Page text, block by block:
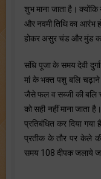
शुभ माना जाता है। क्योंकि
और नवमी तिथि का आरंभ
होकर असुर चंड और मुंड
संधि पूजा के समय देवी
मां के भक्त पशु बलि
जैसे फल व सब्जी की बलि
को सही नहीं माना जाता
प्रतिबंधित कर दिया
प्रतीक के तौर पर केले
समय 108 दीपक जलाये